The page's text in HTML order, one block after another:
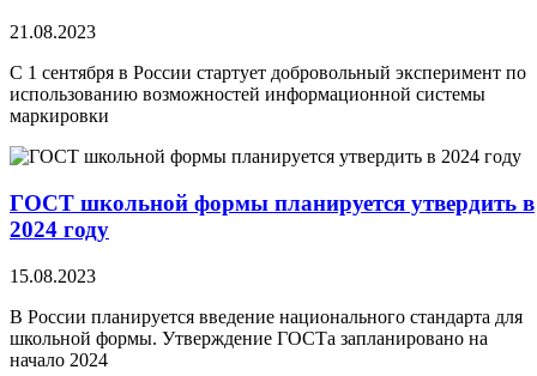
21.08.2023
С 1 сентября в России стартует добровольный эксперимент по
использованию возможностей информационной системы
маркировки
ГОСТ школьной формы планируется утвердить в
2024 году
15.08.2023
В России планируется введение национального стандарта для
школьной формы. Утверждение ГОСТа запланировано на
начало 2024